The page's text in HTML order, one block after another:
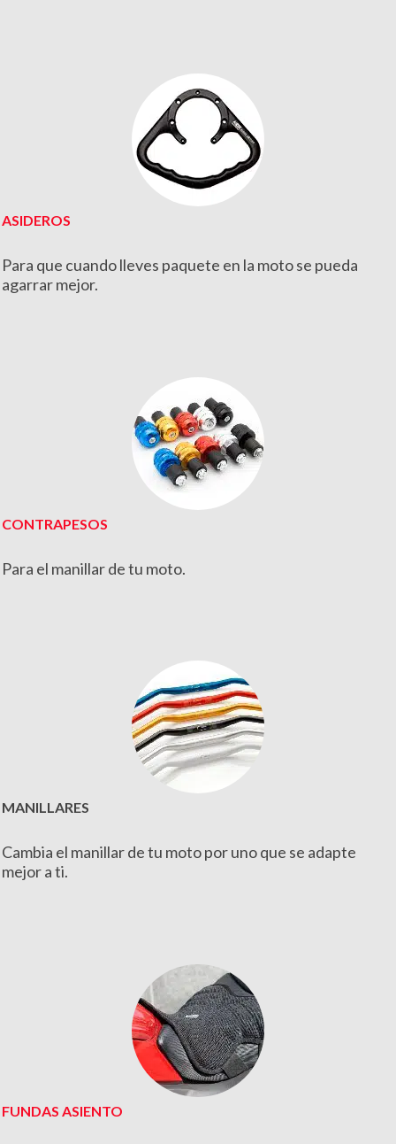
ASIDEROS
Para que cuando lleves paquete en la moto se pueda
agarrar mejor.
CONTRAPESOS
Para el manillar de tu moto.
MANILLARES
Cambia el manillar de tu moto por uno que se adapte
mejor a ti.
FUNDAS ASIENTO